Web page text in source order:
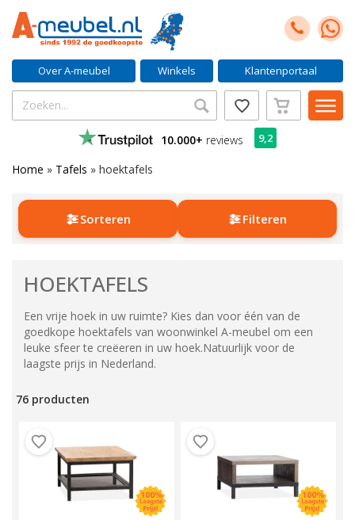
Over A-meubel Winkels Klantenportaal
10.000+ reviews 9,2
Home » Tafels » hoektafels
Sorteren Filteren
HOEKTAFELS
Een vrije hoek in uw ruimte? Kies dan voor één van de
goedkope hoektafels van woonwinkel A-meubel om een
leuke sfeer te creëeren in uw hoek.Natuurlijk voor de
laagste prijs in Nederland.
76 producten